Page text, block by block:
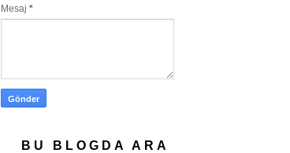
Mesaj *
BU BLOGDA ARA